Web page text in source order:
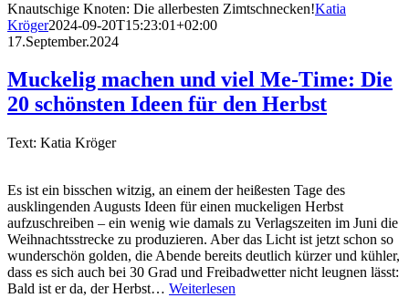
Knautschige Knoten: Die allerbesten Zimtschnecken!Katia
Kröger2024-09-20T15:23:01+02:00
17.September.2024
Muckelig machen und viel Me-Time: Die
20 schönsten Ideen für den Herbst
Text: Katia Kröger
Es ist ein bisschen witzig, an einem der heißesten Tage des
ausklingenden Augusts Ideen für einen muckeligen Herbst
aufzuschreiben – ein wenig wie damals zu Verlagszeiten im Juni die
Weihnachtsstrecke zu produzieren. Aber das Licht ist jetzt schon so
wunderschön golden, die Abende bereits deutlich kürzer und kühler,
dass es sich auch bei 30 Grad und Freibadwetter nicht leugnen lässt:
Bald ist er da, der Herbst… Weiterlesen